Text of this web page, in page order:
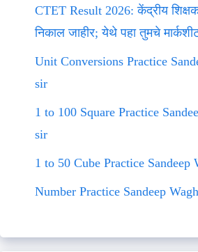
CTET Result 2026: केंद्रीय शिक्षक
निकाल जाहीर; येथे पहा तुमचे
Unit Conversions Practice
sir
1 to 100 Square Practice
sir
1 to 50 Cube Practice Sandeep
Number Practice Sandeep